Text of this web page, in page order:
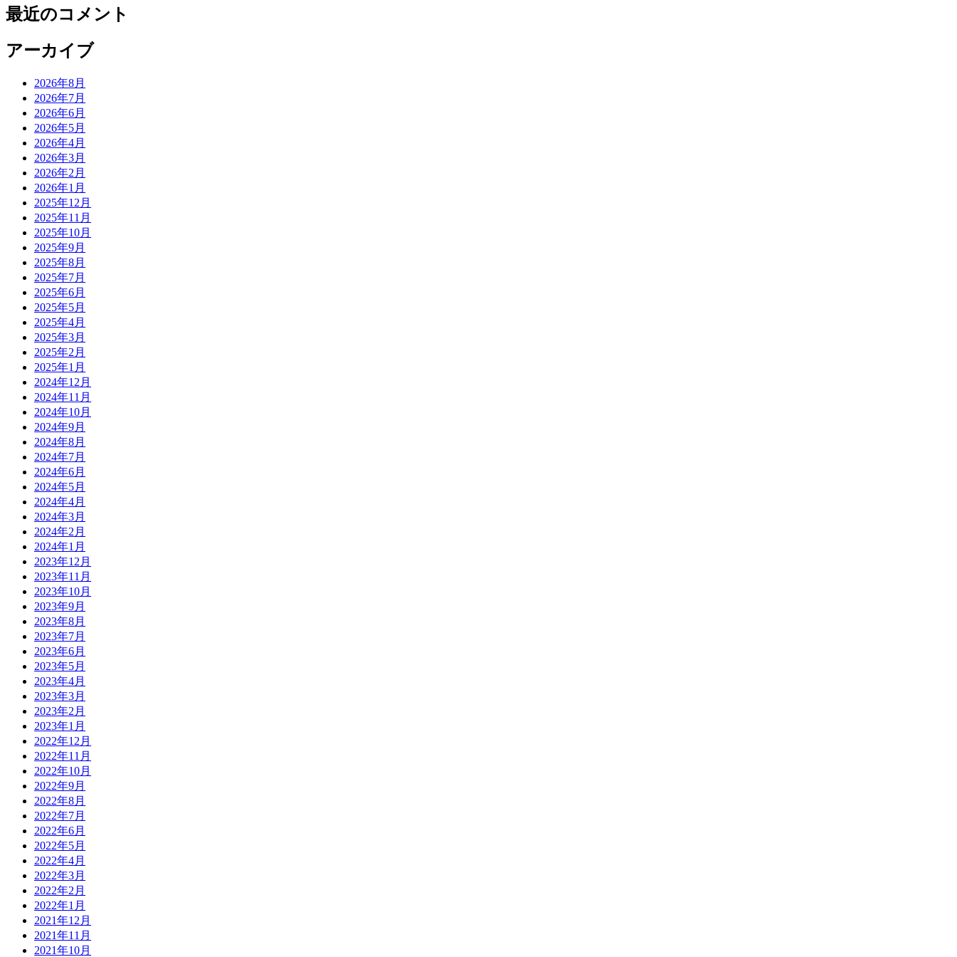
最近のコメント
アーカイブ
2026年8月
2026年7月
2026年6月
2026年5月
2026年4月
2026年3月
2026年2月
2026年1月
2025年12月
2025年11月
2025年10月
2025年9月
2025年8月
2025年7月
2025年6月
2025年5月
2025年4月
2025年3月
2025年2月
2025年1月
2024年12月
2024年11月
2024年10月
2024年9月
2024年8月
2024年7月
2024年6月
2024年5月
2024年4月
2024年3月
2024年2月
2024年1月
2023年12月
2023年11月
2023年10月
2023年9月
2023年8月
2023年7月
2023年6月
2023年5月
2023年4月
2023年3月
2023年2月
2023年1月
2022年12月
2022年11月
2022年10月
2022年9月
2022年8月
2022年7月
2022年6月
2022年5月
2022年4月
2022年3月
2022年2月
2022年1月
2021年12月
2021年11月
2021年10月